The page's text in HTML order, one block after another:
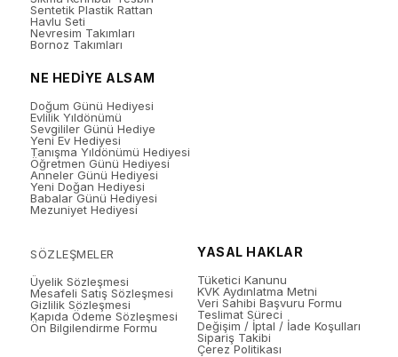
Sentetik Plastik Rattan
Havlu Seti
Nevresim Takımları
Bornoz Takımları
NE HEDİYE ALSAM
Doğum Günü Hediyesi
Evlilik Yıldönümü
Sevgililer Günü Hediye
Yeni Ev Hediyesi
Tanışma Yıldönümü Hediyesi
Öğretmen Günü Hediyesi
Anneler Günü Hediyesi
Yeni Doğan Hediyesi
Babalar Günü Hediyesi
Mezuniyet Hediyesi
SÖZLEŞMELER
Üyelik Sözleşmesi
Mesafeli Satış Sözleşmesi
Gizlilik Sözleşmesi
Kapıda Ödeme Sözleşmesi
Ön Bilgilendirme Formu
YASAL HAKLAR
Tüketici Kanunu
KVK Aydınlatma Metni
Veri Sahibi Başvuru Formu
Teslimat Süreci
Değişim / İptal / İade Koşulları
Sipariş Takibi
Çerez Politikası